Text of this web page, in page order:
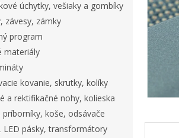
úchytky, vešiaky a gombíky
závesy, zámky
program
materiály
kovanie, skrutky, kolíky
a rektifikačné nohy, kolieska
príborníky, koše, odsávače
LED pásky, transformátory